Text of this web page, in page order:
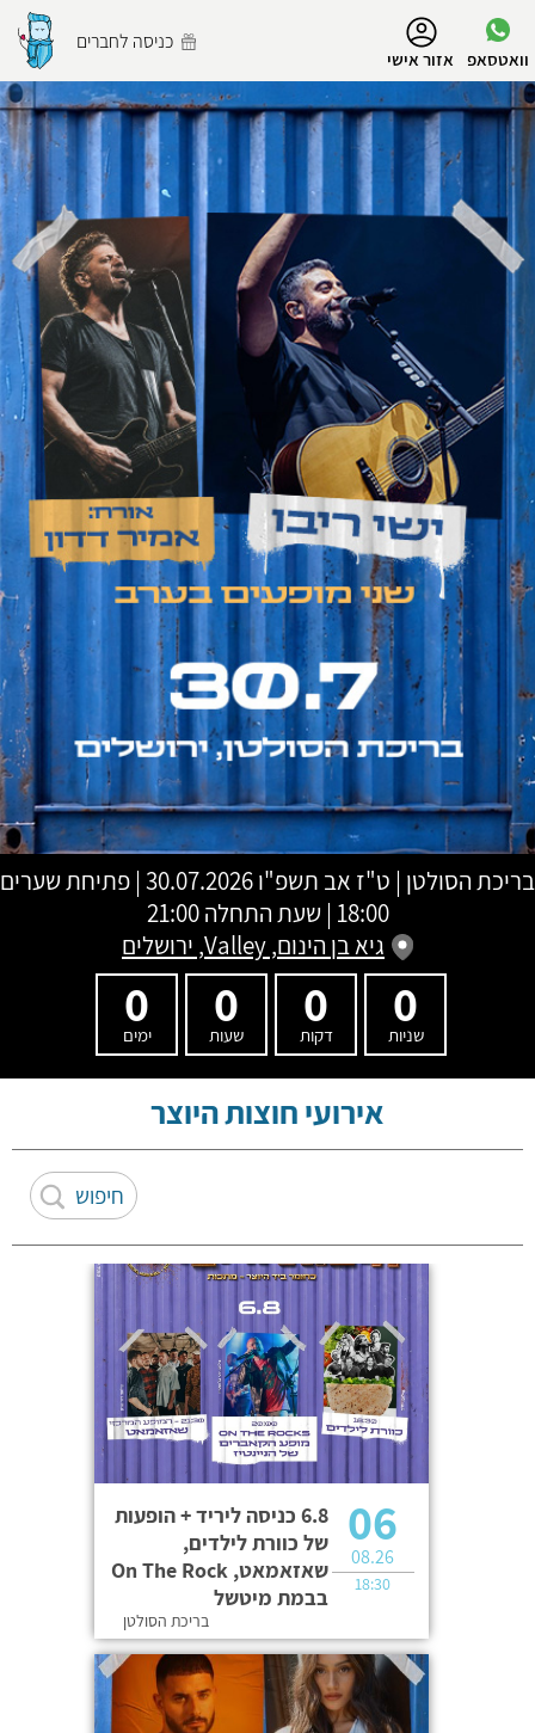
וואטסאפ אזור אישי
כניסה לחברים
הפרופיל שלי
התנתק
בריכת הסולטן | ט"ז אב תשפ"ו
30.07.2026 | פתיחת שערים
18:00 | שעת התחלה 21:00
גיא בן הינום, Valley, ירושלים
0
שניות
0
דקות
0
שעות
0
ימים
אירועי חוצות היוצר
6.8 כניסה ליריד + הופעות
של כוורת לילדים,
שאזאמאט, On The Rock
בבמת מיטשל
בריכת הסולטן
06
08.26
18:30